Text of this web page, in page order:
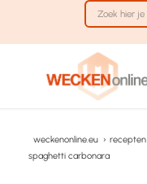
weckenonline.eu › recepten
spaghetti carbonara